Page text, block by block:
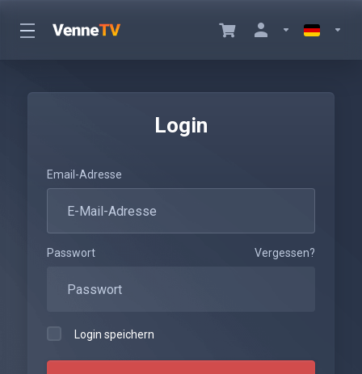
Login
Email-Adresse
Passwort Vergessen?
Login speichern